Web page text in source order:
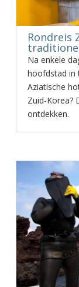
Rondreis
Na enkele
hoofdstad in
Aziatische
Zuid-Korea?
ontdekken.